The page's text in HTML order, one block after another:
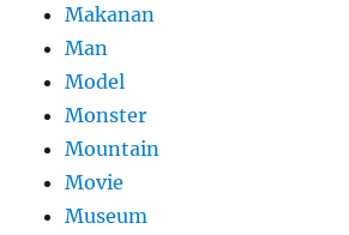
Makanan
Man
Model
Monster
Mountain
Movie
Museum